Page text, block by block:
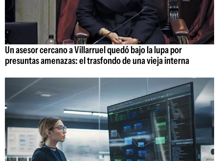
Un asesor cercano a Villarruel quedó bajo la lupa por
presuntas amenazas: el trasfondo de una vieja interna